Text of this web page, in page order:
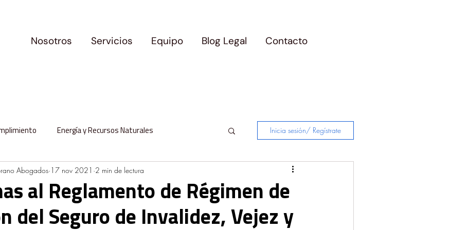
Nosotros Servicios Equipo Blog Legal Contacto
Energía y Recursos Naturales
Protección de Datos Personales
Familia y Movilidad Logros y Precedentes
Inicia sesión/ Regístrate
al Reglamento de Régimen de
del Seguro de Invalidez, Vejez y
Abogados 17 nov 2021 2 min de lectura